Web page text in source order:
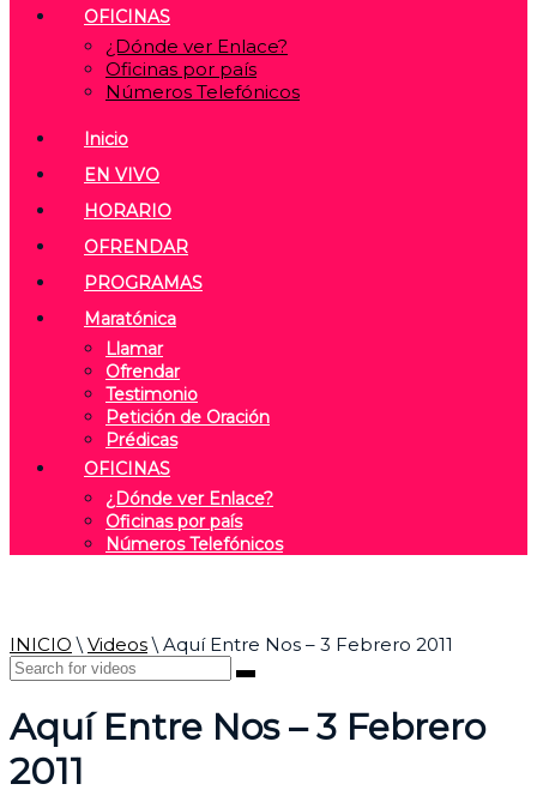
OFICINAS
¿Dónde ver Enlace?
Oficinas por país
Números Telefónicos
Inicio
EN VIVO
HORARIO
OFRENDAR
PROGRAMAS
Maratónica
Llamar
Ofrendar
Testimonio
Petición de Oración
Prédicas
OFICINAS
¿Dónde ver Enlace?
Oficinas por país
Números Telefónicos
INICIO \ Videos\ Aquí Entre Nos – 3 Febrero 2011
Aquí Entre Nos – 3 Febrero
2011